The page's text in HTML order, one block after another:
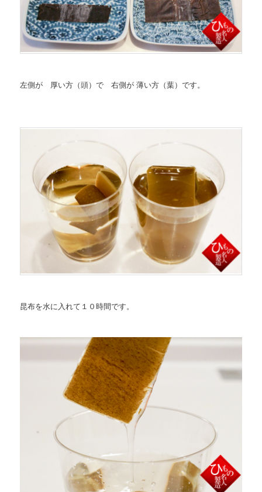
左側が 厚い方（頭）で 右側が 薄い方（葉）です。
昆布を水に入れて１０時間です。